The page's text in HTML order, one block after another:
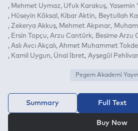
Mehmet Uymaz
Ufuk Karakuş Yasemin
Hüseyin Köksal
Kibar Aktin Beytullah
Zekerya Akkuş
Mehmet Akpınar
Ersin Topçu Arzu Cantürk
Besime Arzu
Aslı Avcı Akçalı Ahmet Muhammet
Kamil Uygun
Ünal İbret Ayşegül
Pegem Akademi
Summary Full Text
Buy Now